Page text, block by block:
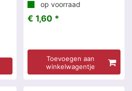
op voorraad
€ 1,60 *
Toevoegen aan
winkelwagentje